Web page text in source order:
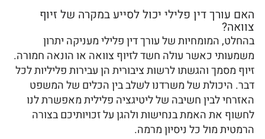
האם עורך דין פלילי יכול לסייע במקרה של זיוף
צוואה?
בהחלט, המומחיות של עורך דין פלילי מעניקה יתרון
משמעותי כאשר עולה חשד לזיוף צוואה או הונאה חמורה.
זיוף מסמך והגשתו לרשות ציבורית הן עבירות פליליות לכל
דבר. היכולת של משרדנו לשלב בין הכלים של המשפט
האזרחי לבין חשיבה של ליטיגציה פלילית מאפשרת לנו
לחשוף את האמת בנחישות ולהגן על זכויותיכם בצורה
הרמטית מול כל ניסיון מרמה.